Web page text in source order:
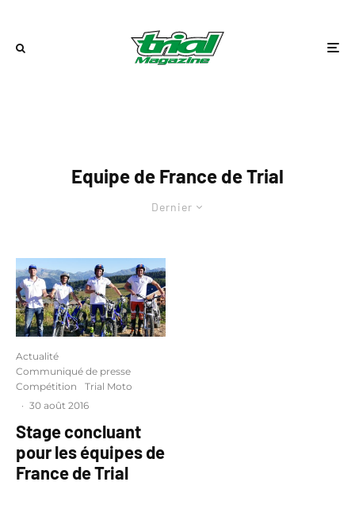
Equipe de France de Trial
Dernier
Actualité
Communiqué de presse
Compétition
Trial Moto
· 30 août 2016
Stage concluant
pour les équipes de
France de Trial